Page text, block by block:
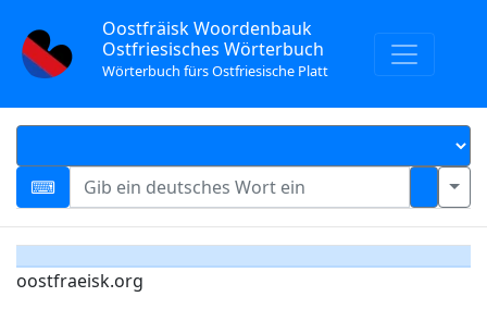
Oostfräisk Woordenbauk
Ostfriesisches Wörterbuch
Wörterbuch fürs Ostfriesische Platt
oostfraeisk.org